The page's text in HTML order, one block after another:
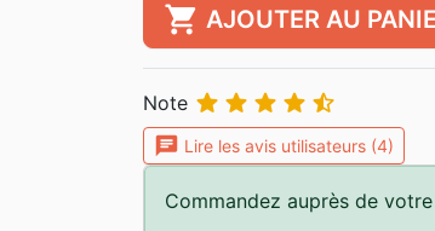
shopping_cart AJOUTER AU
Note     
chat Lire les avis utilisateurs (4)
Commandez auprès de